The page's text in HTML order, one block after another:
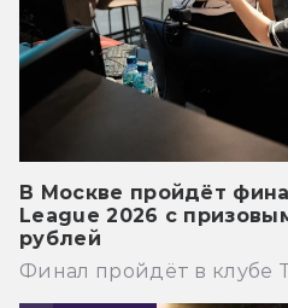
В Москве пройдёт
League 2026 с
рублей
Финал пройдёт в клубе